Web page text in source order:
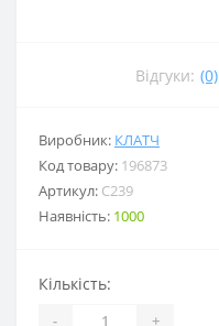
Відгуки: (0)
Виробник: КЛАТЧ
Код товару: 196873
Артикул: C239
Наявність: 1000
Кількість:
- +